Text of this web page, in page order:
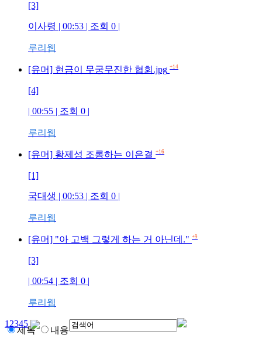
[3]
이사령 | 00:53 | 조회 0 |
루리웹
[유머] 현금이 무궁무진한 협회.jpg +14
[4]
| 00:55 | 조회 0 |
루리웹
[유머] 황제성 조롱하는 이은결 +16
[1]
국대생 | 00:53 | 조회 0 |
루리웹
[유머] "아 고백 그렇게 하는 거 아닌데." +9
[3]
| 00:54 | 조회 0 |
루리웹
12345
제목 내용